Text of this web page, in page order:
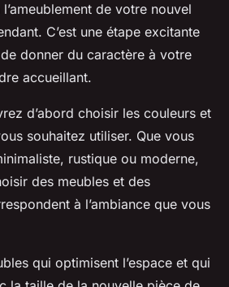
de votre nouvel
C’est une étape excitante
donner du caractère à votre
accueillant.
d’abord choisir les couleurs et
souhaitez utiliser. Que vous
rustique ou moderne,
des meubles et des
à l’ambiance que vous
qui optimisent l’espace et qui